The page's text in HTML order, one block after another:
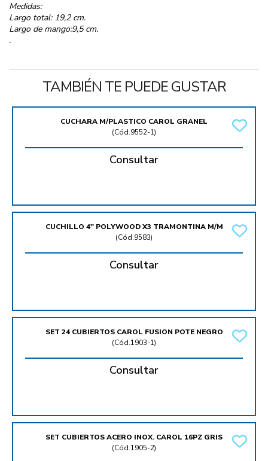
Medidas:
Largo total: 19,2 cm.
Largo de mango:9,5 cm.
.
TAMBIÉN TE PUEDE GUSTAR
CUCHARA M/PLASTICO CAROL GRANEL
(Cód.9552-1)
Consultar
CUCHILLO 4'' POLYWOOD X3 TRAMONTINA M/M
(Cód.9583)
Consultar
SET 24 CUBIERTOS CAROL FUSION POTE NEGRO
(Cód.1903-1)
Consultar
SET CUBIERTOS ACERO INOX. CAROL 16PZ GRIS
(Cód.1905-2)